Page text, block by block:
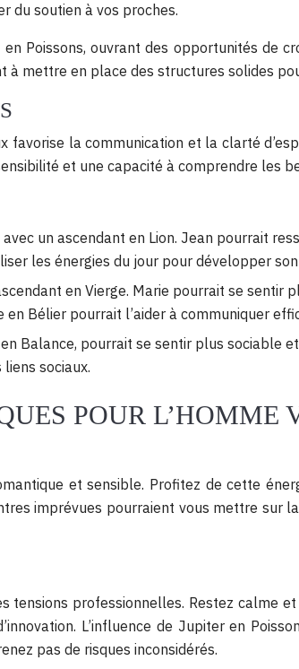
du soutien à vos proches.
Poissons, ouvrant des opportunités de
à mettre en place des structures solides
favorise la communication et la clarté
et une capacité à comprendre les
un ascendant en Lion. Jean pourrait
les énergies du jour pour développer
en Vierge. Marie pourrait se
Bélier pourrait l’aider à communiquer
Balance, pourrait se sentir plus
sociaux.
POUR L’HOMME
et sensible. Profitez de cette
imprévues pourraient vous mettre sur
tensions professionnelles. Restez calme
L’influence de Jupiter en
pas de risques inconsidérés.